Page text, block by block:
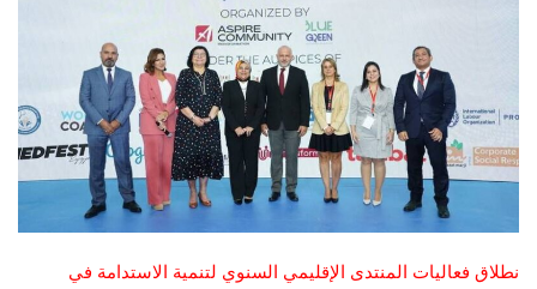
نطلاق فعاليات المنتدى الإقليمي السنوي لتنمية الاستدامة في